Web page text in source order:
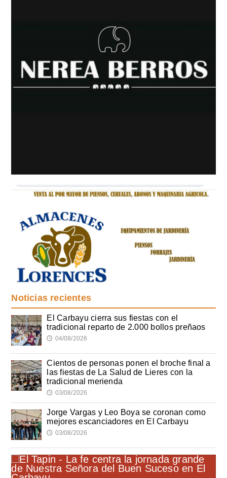
Noticias recientes
El Carbayu cierra sus fiestas con el
tradicional reparto de 2.000 bollos preñaos
🕔 04/08/2026
Cientos de personas ponen el broche final a
las fiestas de La Salud de Lieres con la
tradicional merienda
🕔 03/08/2026
Jorge Vargas y Leo Boya se coronan como
mejores escanciadores en El Carbayu
🕔 03/08/2026